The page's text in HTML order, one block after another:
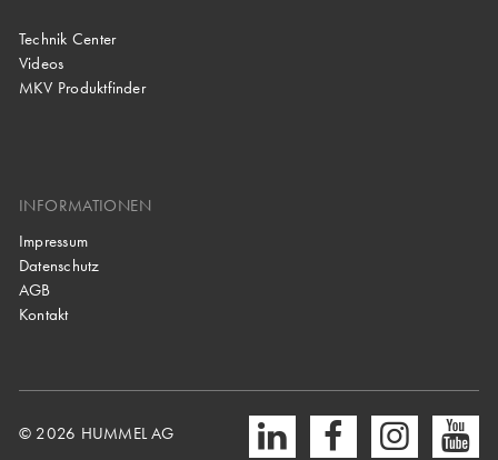
Technik Center
Videos
MKV Produktfinder
INFORMATIONEN
Impressum
Datenschutz
AGB
Kontakt
© 2026 HUMMEL AG